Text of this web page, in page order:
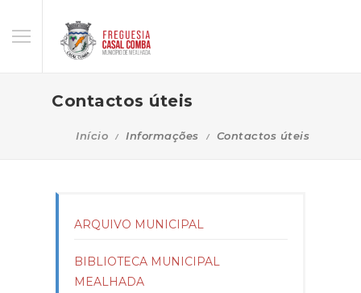
Contactos úteis
Início Informações Contactos úteis
ARQUIVO MUNICIPAL
BIBLIOTECA MUNICIPAL
MEALHADA